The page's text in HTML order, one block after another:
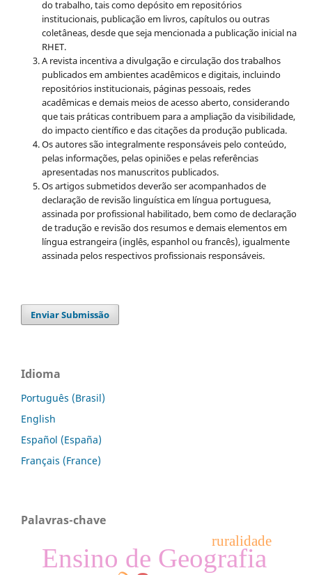
do trabalho, tais como depósito em repositórios
institucionais, publicação em livros, capítulos ou outras
coletâneas, desde que seja mencionada a publicação inicial na
RHET.
A revista incentiva a divulgação e circulação dos trabalhos
publicados em ambientes acadêmicos e digitais, incluindo
repositórios institucionais, páginas pessoais, redes
acadêmicas e demais meios de acesso aberto, considerando
que tais práticas contribuem para a ampliação da visibilidade,
do impacto científico e das citações da produção publicada.
Os autores são integralmente responsáveis pelo conteúdo,
pelas informações, pelas opiniões e pelas referências
apresentadas nos manuscritos publicados.
Os artigos submetidos deverão ser acompanhados de
declaração de revisão linguística em língua portuguesa,
assinada por profissional habilitado, bem como de declaração
de tradução e revisão dos resumos e demais elementos em
língua estrangeira (inglês, espanhol ou francês), igualmente
assinada pelos respectivos profissionais responsáveis.
Enviar Submissão
Idioma
Português (Brasil)
English
Español (España)
Français (France)
Palavras-chave
Ensino de Geografia
ruralidade